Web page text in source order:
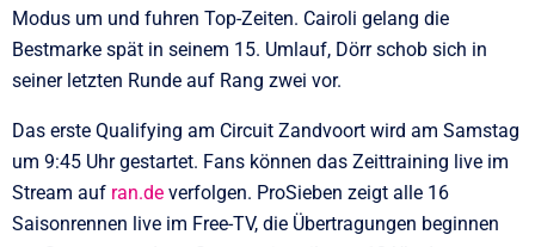
Modus um und fuhren Top-Zeiten. Cairoli gelang die
Bestmarke spät in seinem 15. Umlauf, Dörr schob sich in
seiner letzten Runde auf Rang zwei vor.
Das erste Qualifying am Circuit Zandvoort wird am Samstag
um 9:45 Uhr gestartet. Fans können das Zeittraining live im
Stream auf ran.de verfolgen. ProSieben zeigt alle 16
Saisonrennen live im Free-TV, die Übertragungen beginnen